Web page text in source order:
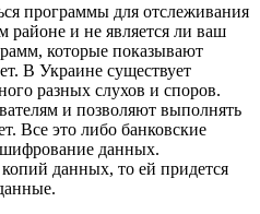
программы для отслеживания
районе и не является ли ваш
которые показывают
В Украине существует
разных слухов и споров.
и позволяют выполнять
Все это либо банковские
данных.
данных, то ей придется